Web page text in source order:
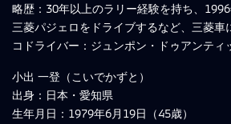
略歴：30年以上のラリー経験を持ち、
三菱パジェロをドライブするなど、三菱車
コドライバー：ジュンポン・ドゥアンティ
小出 一登（こいでかずと）
出身：日本・愛知県
生年月日：1979年6月19日（45歳）